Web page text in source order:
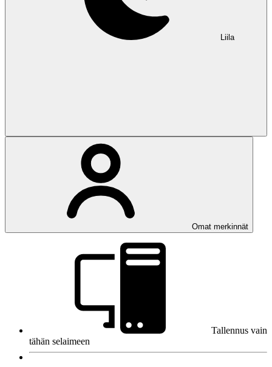
Liila
Omat merkinnät
Tallennus vain
tähän selaimeen